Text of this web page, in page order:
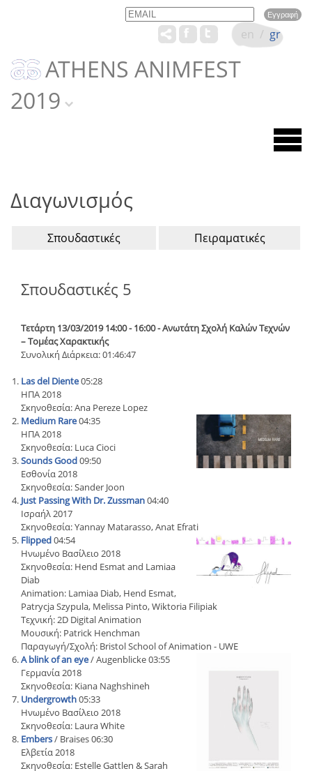
Email Name
ATHENS ANIMFEST
2019
en / gr
Διαγωνισμός
Σπουδαστικές Πειραματικές
Σπουδαστικές 5
Τετάρτη 13/03/2019 14:00 - 16:00 - Ανωτάτη Σχολή Καλών Τεχνών
– Τομέας Χαρακτικής
Συνολική Διάρκεια: 01:46:47
Las del Diente05:28
ΗΠΑ 2018
Σκηνοθεσία: Ana Pereze Lopez
Medium Rare04:35
ΗΠΑ 2018
Σκηνοθεσία: Luca Cioci
Sounds Good09:50
Εσθονία 2018
Σκηνοθεσία: Sander Joon
Just Passing With Dr. Zussman04:40
Ισραήλ 2017
Σκηνοθεσία: Yannay Matarasso, Anat Efrati
Flipped04:54
Ηνωμένο Βασίλειο 2018
Σκηνοθεσία: Hend Esmat and Lamiaa
Diab
Animation: Lamiaa Diab, Hend Esmat,
Patrycja Szypula, Melissa Pinto, Wiktoria Filipiak
Τεχνική: 2D Digital Animation
Μουσική: Patrick Henchman
Παραγωγή/Σχολή: Bristol School of Animation - UWE
A blink of an eye/ Augenblicke 03:55
Γερμανία 2018
Σκηνοθεσία: Kiana Naghshineh
Undergrowth05:33
Ηνωμένο Βασίλειο 2018
Σκηνοθεσία: Laura White
Embers/ Braises 06:30
Ελβετία 2018
Σκηνοθεσία: Estelle Gattlen & Sarah